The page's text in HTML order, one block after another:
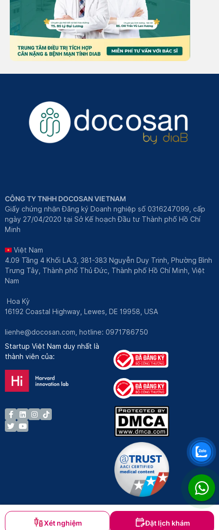
Xét nghiệm Đặt lịch khám
CÔNG TY TNHH DOCOSAN VIETNAM
Giấy chứng nhận Đăng ký Doanh nghiệp số 0316247099, cấp
ngày 27/04/2020 tại Sở Kế hoạch Đầu tư Thành phố Hồ Chí
Minh
Việt Nam
4.09 Tầng 4 Khối LA.3, 381-383 Nguyễn Duy Trinh, Phường Bình
Trưng Tây, Thành phố Thủ Đức, Thành phố Hồ Chí Minh, Việt
Nam
Hoa Kỳ
16192 Coastal Highway, Lewes, DE 19958, USA
lienhe@docosan.com , hotline: 0971786750
Startup Việt Nam duy nhất là
thành viên của:
Bản quyền © Docosan 2023